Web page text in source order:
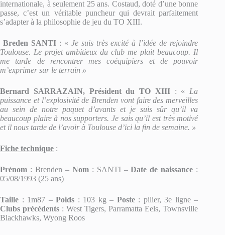
internationale, à seulement 25 ans. Costaud, doté d’une bonne
passe, c’est un véritable puncheur qui devrait parfaitement
s’adapter à la philosophie de jeu du TO XIII.
Breden SANTI: « Je suis très excité à l’idée de rejoindre
Toulouse. Le projet ambitieux du club me plait beaucoup. Il
me tarde de rencontrer mes coéquipiers et de pouvoir
m’exprimer sur le terrain »
Bernard SARRAZAIN, Président du TO XIII: « La
puissance et l’explosivité de Brenden vont faire des merveilles
au sein de notre paquet d’avants et je suis sûr qu’il va
beaucoup plaire à nos supporters. Je sais qu’il est très motivé
et il nous tarde de l’avoir à Toulouse d’ici la fin de semaine. »
Fiche technique :
Prénom : Brenden – Nom: SANTI –Date de naissance :
05/08/1993 (25 ans)
Taille : 1m87 –Poids : 103 kg – Poste: pilier, 3e ligne –
Clubs précédents : West Tigers, Parramatta Eels, Townsville
Blackhawks, Wyong Roos